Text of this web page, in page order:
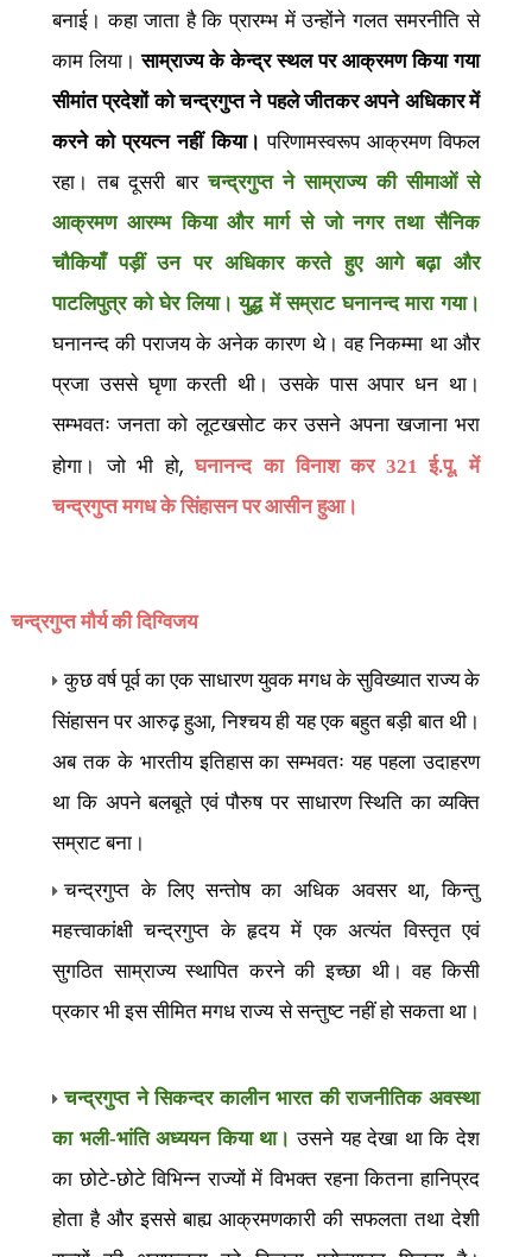
बनाई। कहा जाता है कि प्रारम्भ में उन्होंने गलत समरनीति से
काम लिया।साम्राज्य के केन्द्र स्थल पर आक्रमण किया गया
सीमांत प्रदेशों को चन्द्रगुप्त ने पहले जीतकर अपने अधिकार में
करने को प्रयत्न नहीं किया।परिणामस्वरूप आक्रमण विफल
रहा। तब दूसरी बारचन्द्रगुप्त ने साम्राज्य की सीमाओं से
आक्रमण आरम्भ किया और मार्ग से जो नगर तथा सैनिक
चौकियाँ पड़ीं उन पर अधिकार करते हुए आगे बढ़ा और
पाटलिपुत्र को घेर लिया। युद्ध में सम्राट घनानन्द मारा गया।
घनानन्द की पराजय के अनेक कारण थे। वह निकम्मा था और
प्रजा उससे घृणा करती थी। उसके पास अपार धन था।
सम्भवतः जनता को लूटखसोट कर उसने अपना खजाना भरा
होगा। जो भी हो,घनानन्द का विनाश कर 321 ई.पू. में
चन्द्रगुप्त मगध के सिंहासन पर आसीन हुआ।
चन्द्रगुप्त मौर्य की दिग्विजय
कुछ वर्ष पूर्व का एक साधारण युवक मगध के सुविख्यात राज्य के
सिंहासन पर आरुढ़ हुआ,निश्चय ही यह एक बहुत बड़ी बात थी।
अब तक के भारतीय इतिहास का सम्भवतः यह पहला उदाहरण
था कि अपने बलबूते एवं पौरुष पर साधारण स्थिति का व्यक्ति
सम्राट बना।
चन्द्रगुप्त के लिए सन्तोष का अधिक अवसर था,किन्तु
महत्त्वाकांक्षी चन्द्रगुप्त के हृदय में एक अत्यंत विस्तृत एवं
सुगठित साम्राज्य स्थापित करने की इच्छा थी। वह किसी
प्रकार भी इस सीमित मगध राज्य से सन्तुष्ट नहीं हो सकता था।
चन्द्रगुप्त ने सिकन्दर कालीन भारत की राजनीतिक अवस्था
का भली-भांति अध्ययन किया था।उसने यह देखा था कि देश
का छोटे-छोटे विभिन्न राज्यों में विभक्त रहना कितना हानिप्रद
होता है और इससे बाह्य आक्रमणकारी की सफलता तथा देशी